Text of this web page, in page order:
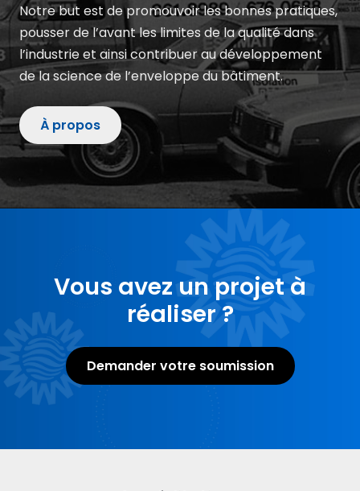
Notre but est de promouvoir les bonnes pratiques,
pousser de l’avant les limites de la qualité dans
l’industrie et ainsi contribuer au développement
de la science de l’enveloppe du bâtiment.
À propos
Vous avez un projet à
réaliser ?
Demander votre soumission